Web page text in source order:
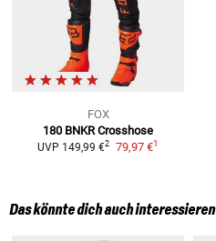
FOX
180 BNKR Crosshose
UVP 149,99 €2 79,97 €1
Das könnte dich auch interessieren